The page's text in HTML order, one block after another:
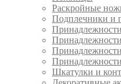
Раскройные
Подплечники и
Шкатулки и